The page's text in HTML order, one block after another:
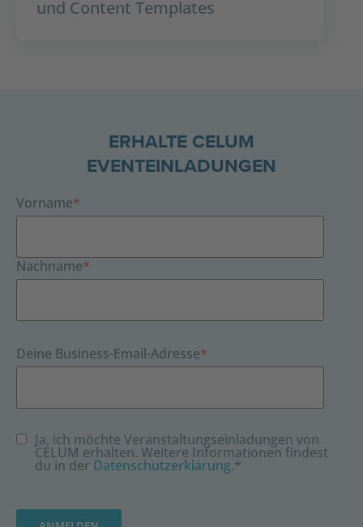
und Content Templates
ERHALTE CELUM
EVENTEINLADUNGEN
Vorname*
Nachname*
Deine Business-Email-Adresse*
Ja, ich möchte Veranstaltungseinladungen von
CELUM erhalten. Weitere Informationen findest
du in der Datenschutzerklärung.*